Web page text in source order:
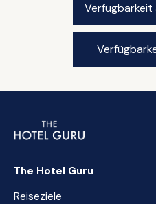
Verfügbarkeit
The Hotel Guru
Reiseziele